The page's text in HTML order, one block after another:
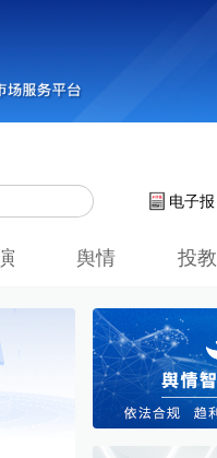
电子报
舆情 投教